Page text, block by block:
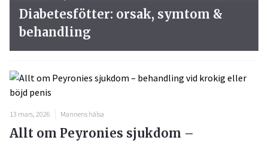
Diabetesfötter: orsak, symtom &
behandling
13 mars, 2026 Mannens hälsa
Allt om Peyronies sjukdom –